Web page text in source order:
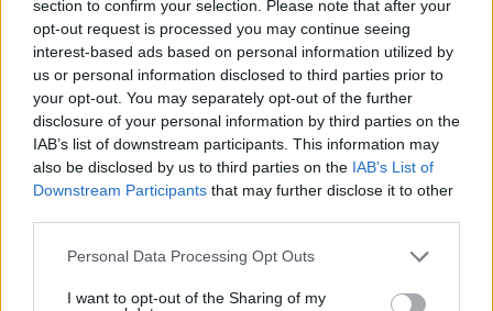
section to confirm your selection. Please note that after your
opt-out request is processed you may continue seeing
interest-based ads based on personal information utilized by
us or personal information disclosed to third parties prior to
your opt-out. You may separately opt-out of the further
disclosure of your personal information by third parties on the
IAB’s list of downstream participants. This information may
also be disclosed by us to third parties on the IAB’s List of
Downstream Participants that may further disclose it to other
Please note that this website/app uses one or more Google
not limited to your visit or usage behaviour. You may click to
Personal Data Processing Opt Outs
I want to opt-out of the Sharing of my